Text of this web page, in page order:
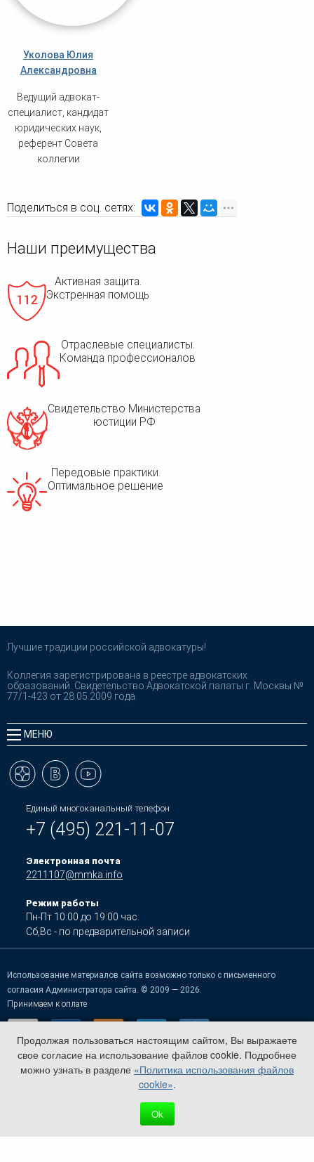
Уколова Юлия
Александровна
Ведущий адвокат-
специалист, кандидат
юридических наук,
референт Совета
коллегии
Поделиться в соц. сетях:
Наши преимущества
Активная защита.
Экстренная помощь
Отраслевые специалисты.
Команда профессионалов
Свидетельство Министерства
юстиции РФ
Передовые практики.
Оптимальное решение
Лучшие традиции российской адвокатуры!
Коллегия зарегистрирована в реестре адвокатских
образований. Свидетельство Адвокатской палаты г. Москвы №
77/1-423 от 28.05.2009 года.
МЕНЮ
Единый многоканальный телефон
+7 (495) 221-11-07
Электронная почта
2211107@mmka.info
Режим работы
Пн-Пт 10:00 до 19:00 час.
Сб,Вс - по предварительной записи
Использование материалов сайта возможно только с письменного
согласия Администратора сайта. © 2009 — 2026.
Принимаем к оплате
Продолжая пользоваться настоящим сайтом, Вы выражаете
свое согласие на использование файлов cookie. Подробнее
можно узнать в разделе «Политика использования файлов
cookie».
Ok